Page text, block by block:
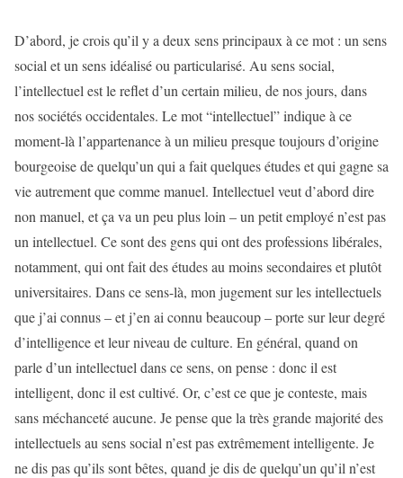
D’abord, je crois qu’il y a deux sens principaux à ce mot : un sens
social et un sens idéalisé ou particularisé. Au sens social,
l’intellectuel est le reflet d’un certain milieu, de nos jours, dans
nos sociétés occidentales. Le mot “intellectuel” indique à ce
moment-là l’appartenance à un milieu presque toujours d’origine
bourgeoise de quelqu’un qui a fait quelques études et qui gagne sa
vie autrement que comme manuel. Intellectuel veut d’abord dire
non manuel, et ça va un peu plus loin – un petit employé n’est pas
un intellectuel. Ce sont des gens qui ont des professions libérales,
notamment, qui ont fait des études au moins secondaires et plutôt
universitaires. Dans ce sens-là, mon jugement sur les intellectuels
que j’ai connus – et j’en ai connu beaucoup – porte sur leur degré
d’intelligence et leur niveau de culture. En général, quand on
parle d’un intellectuel dans ce sens, on pense : donc il est
intelligent, donc il est cultivé. Or, c’est ce que je conteste, mais
sans méchanceté aucune. Je pense que la très grande majorité des
intellectuels au sens social n’est pas extrêmement intelligente. Je
ne dis pas qu’ils sont bêtes, quand je dis de quelqu’un qu’il n’est